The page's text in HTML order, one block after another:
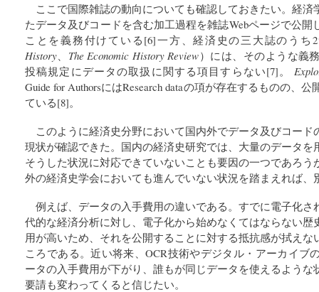
ここで国際雑誌の動向についても確認しておきたい。経
たデータ及びコードを含む加工過程を雑誌Webページで公
ことを義務付けている[6]一方、経済史の三大誌のうち
History
The Economic History Review）には、そのような義
投稿規定にデータの取扱に関する項目すらない[7]。
Guide for AuthorsにはResearch dataの項が存在するものの、公
ている[8]。
このように経済史分野において国内外でデータ及びコー
現状が確認できた。国内の経済史研究では、大量のデータを
そうした状況に対応できていないことも要因の一つであろ
外の経済史学会においても進んでいない状況を踏まえれば、
例えば、データの入手費用の違いである。すでに電子化さ
代的な経済分析に対し、電子化から始めなくてはならない歴
用が高いため、それを公開することに対する抵抗感が拭え
ころである。近い将来、OCR技術やデジタル・アーカイブ
ータの入手費用が下がり、誰もが同じデータを使えるよう
要請も変わってくると信じたい。